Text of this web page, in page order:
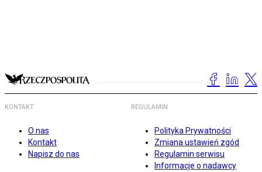
KONTAKT
O nas
Kontakt
Napisz do nas
REGULAMIN
Polityka Prywatności
Zmiana ustawień zgód
Regulamin serwisu
Informacje o nadawcy